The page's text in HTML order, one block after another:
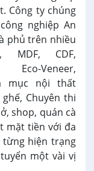
Công ty chúng
nghiệp An
phủ trên nhiều
CDF,
Eco-Veneer,
mục nội thất
Chuyên thi
shop, quán cà
mặt tiền với đa
hiện trạng
một vài vị